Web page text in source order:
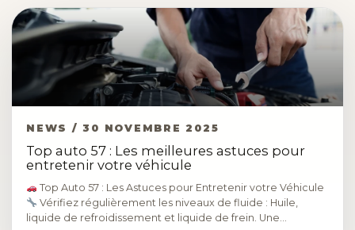
NEWS / 30 NOVEMBRE 2025
Top auto 57 : Les meilleures astuces pour
entretenir votre véhicule
Top Auto 57 : Les Astuces pour Entretenir votre Véhicule
Vérifiez régulièrement les niveaux de fluide : Huile,
liquide de refroidissement et liquide de frein. Une…